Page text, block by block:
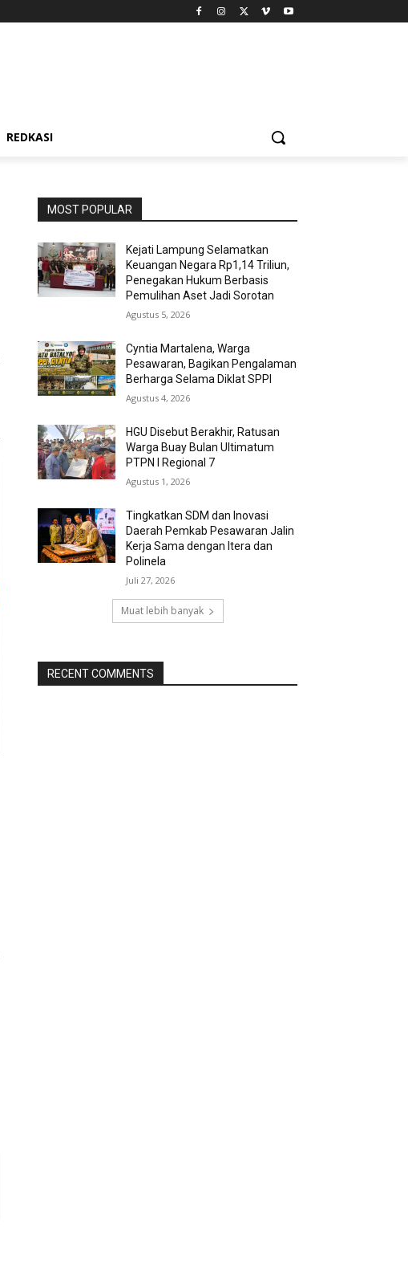
REDKASI
MOST POPULAR
Kejati Lampung Selamatkan
Keuangan Negara Rp1,14 Triliun,
Penegakan Hukum Berbasis
Pemulihan Aset Jadi Sorotan
Agustus 5, 2026
Cyntia Martalena, Warga
Pesawaran, Bagikan Pengalaman
Berharga Selama Diklat SPPI
Agustus 4, 2026
HGU Disebut Berakhir, Ratusan
Warga Buay Bulan Ultimatum
PTPN I Regional 7
Agustus 1, 2026
Tingkatkan SDM dan Inovasi
Daerah Pemkab Pesawaran Jalin
Kerja Sama dengan Itera dan
Polinela
Juli 27, 2026
Muat lebih banyak
RECENT COMMENTS